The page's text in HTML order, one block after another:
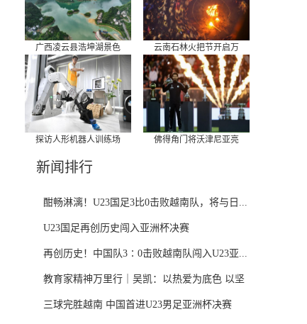
广西凌云县浩坤湖景色 云南石林火把节开启万
探访人形机器人训练场 佛得角门将沃津尼亚亮
新闻排行
酣畅淋漓！U23国足3比0击败越南队，将与日...
U23国足再创历史闯入亚洲杯决赛
再创历史！中国队3∶0击败越南队闯入U23亚...
教育家精神万里行｜吴凯：以热爱为底色 以坚
守...
三球完胜越南 中国首进U23男足亚洲杯决赛